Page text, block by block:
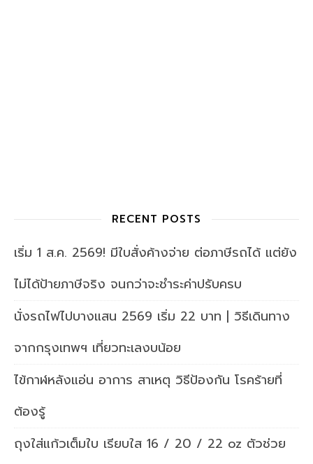
RECENT POSTS
เริ่ม 1 ส.ค. 2569! มีใบสั่งค้างจ่าย ต่อภาษีรถได้ แต่ยัง
ไม่ได้ป้ายภาษีจริง จนกว่าจะชำระค่าปรับครบ
นั่งรถไฟไปบางแสน 2569 เริ่ม 22 บาท | วิธีเดินทาง
จากกรุงเทพฯ เที่ยวทะเลงบน้อย
ไข้กาฬหลังแอ่น อาการ สาเหตุ วิธีป้องกัน โรคร้ายที่
ต้องรู้
ถุงใส่แก้วเต็มใบ เรียบใส 16 / 20 / 22 oz ตัวช่วย